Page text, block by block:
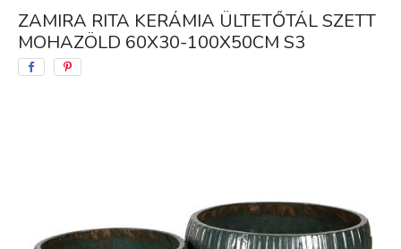
ZAMIRA RITA KERÁMIA ÜLTETŐTÁL SZETT
MOHAZÖLD 60X30-100X50CM S3